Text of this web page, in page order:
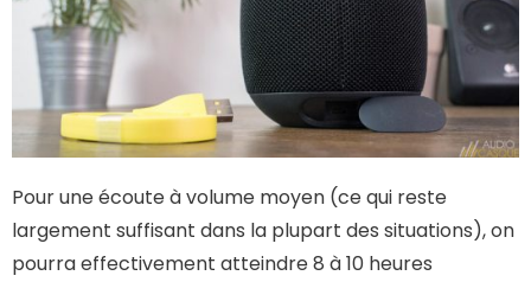
Pour une écoute à volume moyen (ce qui reste
largement suffisant dans la plupart des situations), on
pourra effectivement atteindre 8 à 10 heures